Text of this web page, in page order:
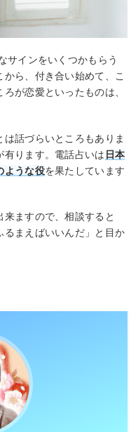
サインをいくつかもらう
ら、付き合い始めて、こ
が恋愛といったものは、
話づらいところもありま
有ります。電話占いは 日本
ような役を果たしています
来ますので、相談すると
るまえばいいんだ」と目か